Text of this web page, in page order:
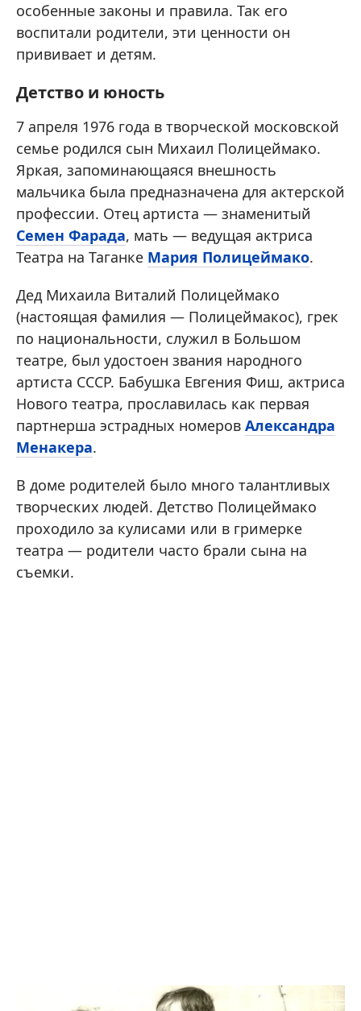
особенные законы и правила. Так его
воспитали родители, эти ценности он
прививает и детям.
Детство и юность
7 апреля 1976 года в творческой московской
семье родился сын Михаил Полицеймако.
Яркая, запоминающаяся внешность
мальчика была предназначена для актерской
профессии. Отец артиста — знаменитый
Семен Фарада, мать — ведущая актриса
Театра на Таганке Мария Полицеймако.
Дед Михаила Виталий Полицеймако
(настоящая фамилия — Полицеймакос), грек
по национальности, служил в Большом
театре, был удостоен звания народного
артиста СССР. Бабушка Евгения Фиш, актриса
Нового театра, прославилась как первая
партнерша эстрадных номеров Александра
Менакера.
В доме родителей было много талантливых
творческих людей. Детство Полицеймако
проходило за кулисами или в гримерке
театра — родители часто брали сына на
съемки.